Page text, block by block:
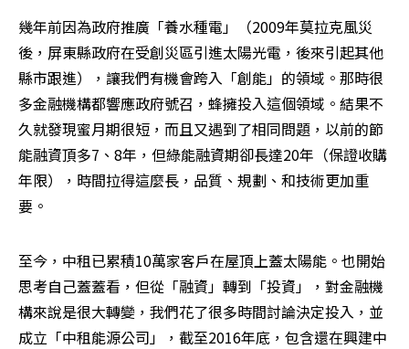
幾年前因為政府推廣「養水種電」（2009年莫拉克風災
後，屏東縣政府在受創災區引進太陽光電，後來引起其他
縣市跟進），讓我們有機會跨入「創能」的領域。那時很
多金融機構都響應政府號召，蜂擁投入這個領域。結果不
久就發現蜜月期很短，而且又遇到了相同問題，以前的節
能融資頂多7、8年，但綠能融資期卻長達20年（保證收購
年限），時間拉得這麼長，品質、規劃、和技術更加重
要。
至今，中租已累積10萬家客戶在屋頂上蓋太陽能。也開始
思考自己蓋蓋看，但從「融資」轉到「投資」，對金融機
構來說是很大轉變，我們花了很多時間討論決定投入，並
成立「中租能源公司」，截至2016年底，包含還在興建中